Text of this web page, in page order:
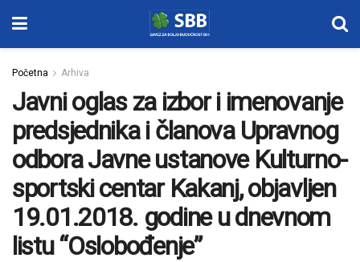
Početna Arhiva
Javni oglas za izbor i imenovanje
predsjednika i članova Upravnog
odbora Javne ustanove Kulturno-
sportski centar Kakanj, objavljen
19.01.2018. godine u dnevnom
listu “Oslobođenje”